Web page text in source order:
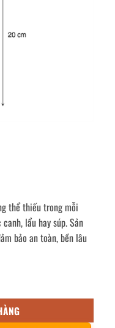
thể thiếu trong mỗi
lẩu hay súp. Sản
bảo an toàn, bền lâu